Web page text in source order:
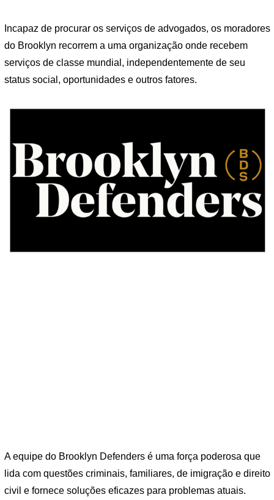
Incapaz de procurar os serviços de advogados, os moradores
do Brooklyn recorrem a uma organização onde recebem
serviços de classe mundial, independentemente de seu
status social, oportunidades e outros fatores.
A equipe do Brooklyn Defenders é uma força poderosa que
lida com questões criminais, familiares, de imigração e direito
civil e fornece soluções eficazes para problemas atuais.